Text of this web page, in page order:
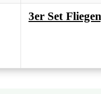
3er Set